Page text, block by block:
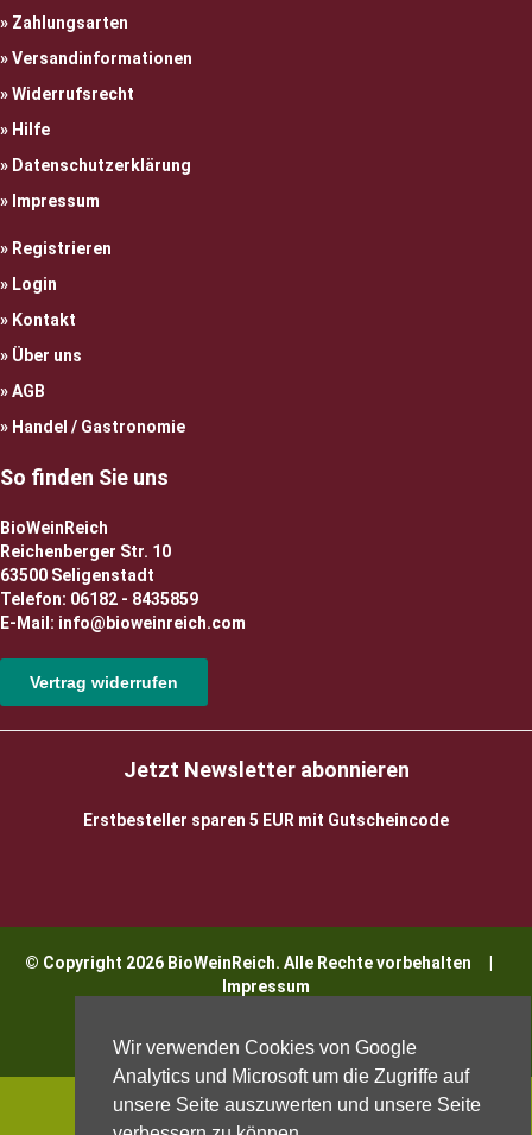
Wir verwenden Cookies von Google
Analytics und Microsoft um die Zugriffe auf
unsere Seite auszuwerten und unsere Seite
Zahlungsarten
Versandinformationen
Widerrufsrecht
Hilfe
Datenschutzerklärung
Impressum
Registrieren
Login
Kontakt
Über uns
AGB
Handel / Gastronomie
So finden Sie uns
BioWeinReich
Reichenberger Str. 10
63500 Seligenstadt
Telefon: 06182 - 8435859
E-Mail: info@bioweinreich.com
Vertrag widerrufen
Jetzt Newsletter abonnieren
Erstbesteller sparen 5 EUR mit Gutscheincode
© Copyright 2026 BioWeinReich. Alle Rechte vorbehalten |
Impressum